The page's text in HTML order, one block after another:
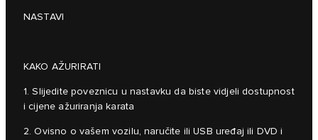
NASTAVI
KAKO AŽURIRATI
1. Slijedite poveznicu u nastavku da biste vidjeli dostupnost
i cijene ažuriranja karata
2. Ovisno o vašem vozilu, naručite ili USB uređaj ili DVD i